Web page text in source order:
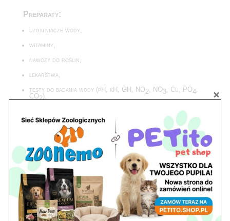
Preparaty:
uzdatniacze wody,
witaminy,
nawozy do roślin,
lekarstwa,
testy do badania wody (pH, kH, GH, NO2, NO3, Cu, PO4,
CO2).